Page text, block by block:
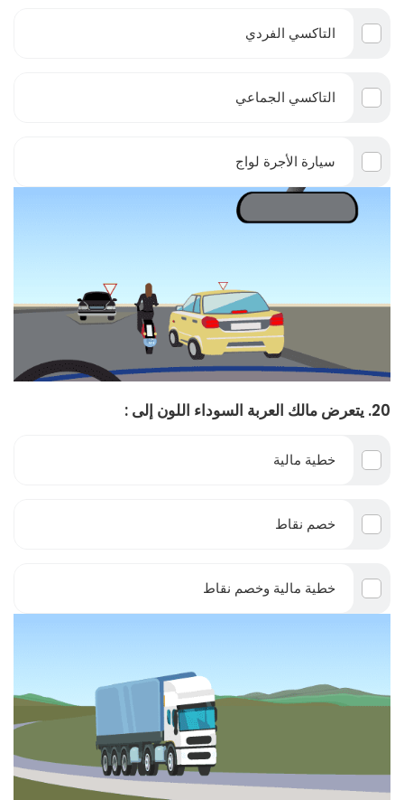
التاكسي الفردي
التاكسي الجماعي
سيارة الأجرة لواج
20. يتعرض مالك العربة السوداء اللون إلى :
خطية مالية
خصم نقاط
خطية مالية وخصم نقاط